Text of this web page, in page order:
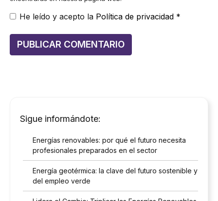
He leído y acepto la Política de privacidad *
Sigue informándote:
Energías renovables: por qué el futuro necesita
profesionales preparados en el sector
Energía geotérmica: la clave del futuro sostenible y
del empleo verde